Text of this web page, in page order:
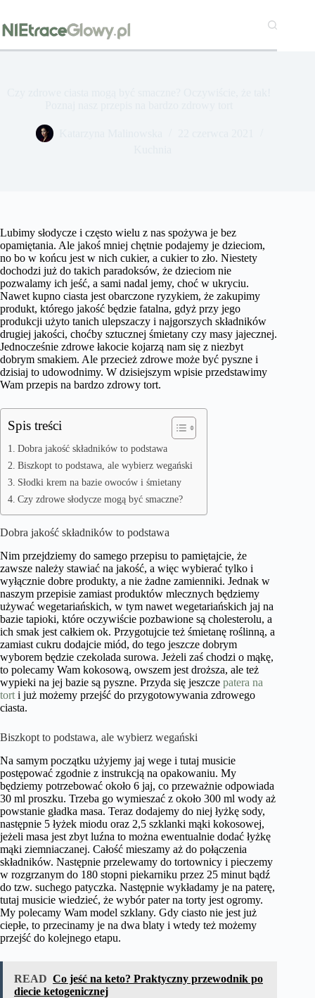
treści
Lubimy słodycze i często wielu z nas spożywa je bez
opamiętania. Ale jakoś mniej chętnie podajemy je dzieciom,
no bo w końcu jest w nich cukier, a cukier to zło. Niestety
dochodzi już do takich paradoksów, że dzieciom nie
pozwalamy ich jeść, a sami nadal jemy, choć w ukryciu.
Nawet kupno ciasta jest obarczone ryzykiem, że zakupimy
produkt, którego jakość będzie fatalna, gdyż przy jego
produkcji użyto tanich ulepszaczy i najgorszych składników
drugiej jakości, choćby sztucznej śmietany czy masy jajecznej.
Jednocześnie zdrowe łakocie kojarzą nam się z niezbyt
dobrym smakiem. Ale przecież zdrowe może być pyszne i
dzisiaj to udowodnimy. W dzisiejszym wpisie przedstawimy
Wam przepis na bardzo zdrowy tort.
Spis treści
Dobra jakość składników to podstawa
Biszkopt to podstawa, ale wybierz wegański
Słodki krem na bazie owoców i śmietany
Czy zdrowe słodycze mogą być smaczne?
Dobra jakość składników to podstawa
Nim przejdziemy do samego przepisu to pamiętajcie, że
zawsze należy stawiać na jakość, a więc wybierać tylko i
wyłącznie dobre produkty, a nie żadne zamienniki. Jednak w
naszym przepisie zamiast produktów mlecznych będziemy
używać wegetariańskich, w tym nawet wegetariańskich jaj na
bazie tapioki, które oczywiście pozbawione są cholesterolu, a
ich smak jest całkiem ok. Przygotujcie też śmietanę roślinną, a
zamiast cukru dodajcie miód, do tego jeszcze dobrym
wyborem będzie czekolada surowa. Jeżeli zaś chodzi o mąkę,
to polecamy Wam kokosową, owszem jest droższa, ale też
wypieki na jej bazie są pyszne. Przyda się jeszcze patera na
tort i już możemy przejść do przygotowywania zdrowego
ciasta.
Biszkopt to podstawa, ale wybierz wegański
Na samym początku użyjemy jaj wege i tutaj musicie
postępować zgodnie z instrukcją na opakowaniu. My
będziemy potrzebować około 6 jaj, co przeważnie odpowiada
30 ml proszku. Trzeba go wymieszać z około 300 ml wody aż
powstanie gładka masa. Teraz dodajemy do niej łyżkę sody,
następnie 5 łyżek miodu oraz 2,5 szklanki mąki kokosowej,
jeżeli masa jest zbyt luźna to można ewentualnie dodać łyżkę
mąki ziemniaczanej. Całość mieszamy aż do połączenia
składników. Następnie przelewamy do tortownicy i pieczemy
w rozgrzanym do 180 stopni piekarniku przez 25 minut bądź
do tzw. suchego patyczka. Następnie wykładamy je na paterę,
tutaj musicie wiedzieć, że wybór pater na torty jest ogromy.
My polecamy Wam model szklany. Gdy ciasto nie jest już
ciepłe, to przecinamy je na dwa blaty i wtedy też możemy
przejść do kolejnego etapu.
READ Co jeść na keto? Praktyczny przewodnik po
diecie ketogenicznej